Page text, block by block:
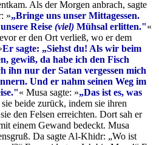
Als der Morgen anbrach, sagte
»„Bringe uns unser Mittagessen.
Reise (viel) Mühsal erlitten."«
er den Ort verließ, wo er dem
Er sagte: „Siehst du! Als wir beim
gewiß, da habe ich den Fisch
ihn nur der Satan vergessen mich
Und er nahm seinen Weg im
« Musa sagte: »„Das ist es, was
beide zurück, indem sie ihren
den Felsen erreichten. Dort sah er
einem Gewand bedeckt. Musa
Da sagte Al-Khidr: „Wo ist